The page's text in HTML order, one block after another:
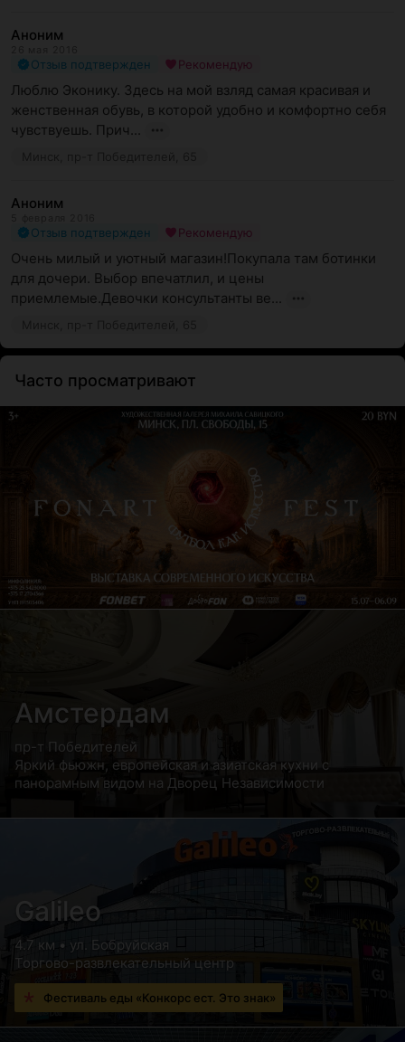
Аноним
Отзыв подтвержден Рекомендую
Люблю Эконику. Здесь на мой взляд самая красивая и
женственная обувь, в которой удобно и комфортно себя
чувствуешь. Прич...
Аноним
Отзыв подтвержден Рекомендую
Очень милый и уютный магазин!Покупала там ботинки
для дочери. Выбор впечатлил, и цены
приемлемые.Девочки консультанты ве...
Часто просматривают
Амстердам
пр-т Победителей
Яркий фьюжн, европейская и азиатская кухни с
панорамным видом на Дворец Независимости
Galileo
4.7 км • ул. Бобруйская
Торгово-развлекательный центр
Фестиваль еды «Конкорс ест. Это знак»